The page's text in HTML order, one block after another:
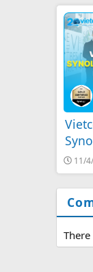
2026
11/